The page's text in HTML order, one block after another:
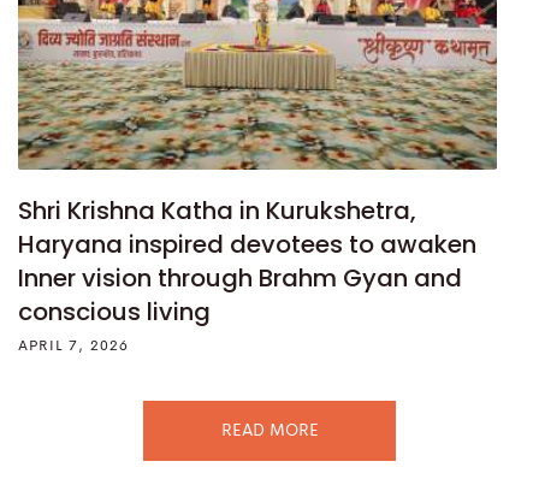
Shri Krishna Katha in Kurukshetra,
Haryana inspired devotees to awaken
Inner vision through Brahm Gyan and
conscious living
APRIL 7, 2026
READ MORE